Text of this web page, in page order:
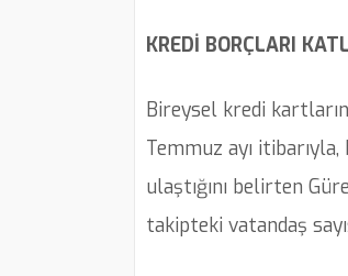
KREDİ BORÇLARI
Bireysel kredi
Temmuz ayı
ulaştığını belirten
takipteki vatandaş